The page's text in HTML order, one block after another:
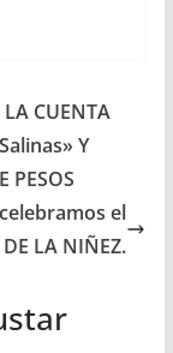
CUENTA
Y
PESOS
el
LA NIÑEZ.